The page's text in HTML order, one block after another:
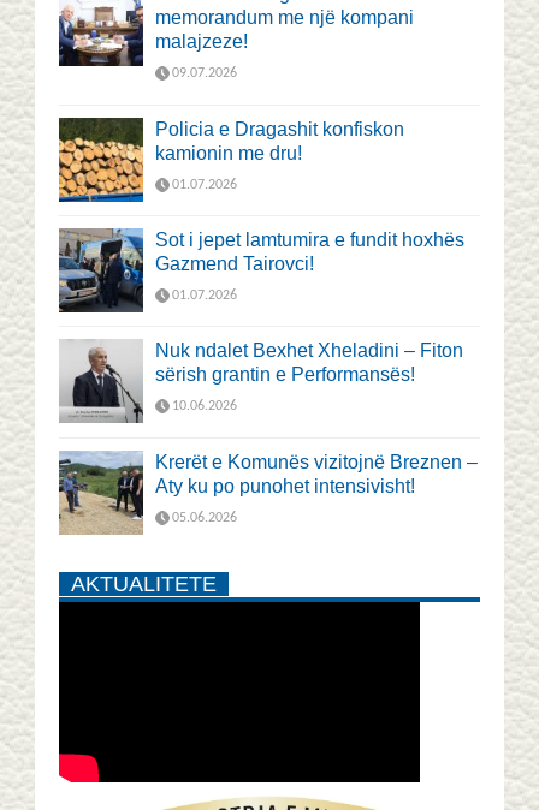
memorandum me një kompani
malajzeze!
09.07.2026
Policia e Dragashit konfiskon
kamionin me dru!
01.07.2026
Sot i jepet lamtumira e fundit hoxhës
Gazmend Tairovci!
01.07.2026
Nuk ndalet Bexhet Xheladini – Fiton
sërish grantin e Performansës!
10.06.2026
Krerët e Komunës vizitojnë Breznen –
Aty ku po punohet intensivisht!
05.06.2026
AKTUALITETE